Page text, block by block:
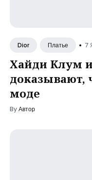
Dior Платье • 7
Хайди Клум
доказывают,
моде
ByАвтор